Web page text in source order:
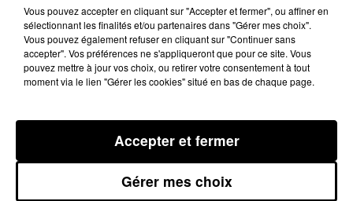
26 juin 2025 - 4 min 31 sec
LES INFOS DU COMMINGES DU 26/06/2025 À
08H30
Podcast infos du Comminges
Vous pouvez accepter en cliquant sur "Accepter et fermer", ou affiner en
sélectionnant les finalités et/ou partenaires dans "Gérer mes choix".
Vous pouvez également refuser en cliquant sur "Continuer sans
accepter". Vos préférences ne s'appliqueront que pour ce site. Vous
pouvez mettre à jour vos choix, ou retirer votre consentement à tout
moment via le lien "Gérer les cookies" situé en bas de chaque page.
Gérer mes choix
Accepter et fermer